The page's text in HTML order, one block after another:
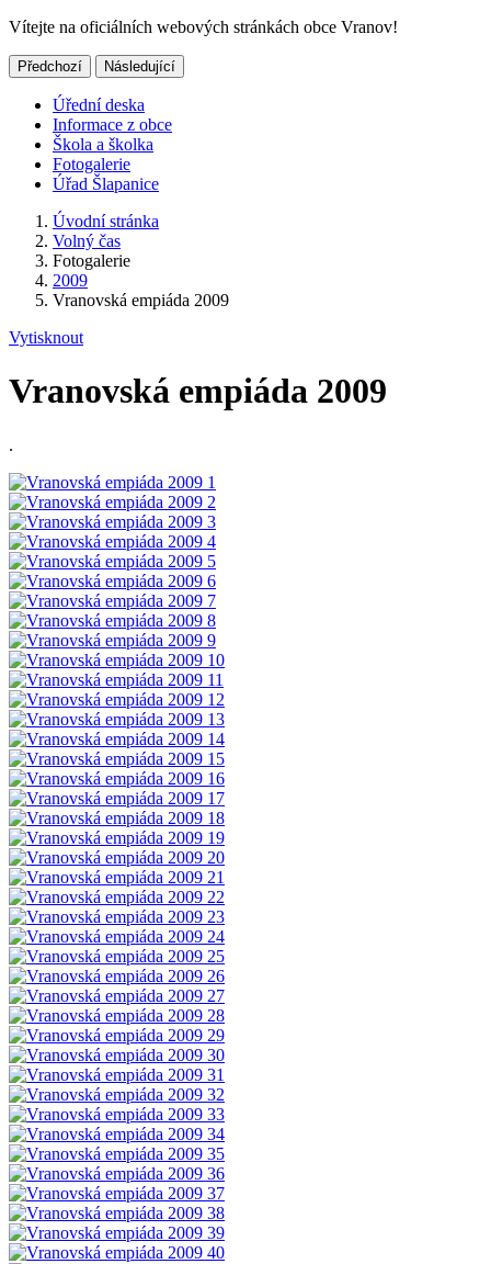
Vítejte na oficiálních webových stránkách obce Vranov!
Předchozí Následující
Úřední deska
Informace z obce
Škola a školka
Fotogalerie
Úřad Šlapanice
Úvodní stránka
Volný čas
Fotogalerie
2009
Vranovská empiáda 2009
Vytisknout
Vranovská empiáda 2009
.